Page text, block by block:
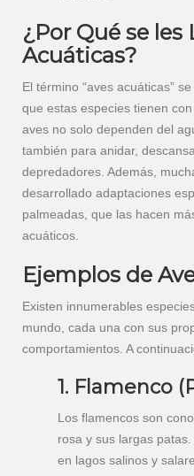
¿Por Qué se les
Acuáticas?
El término “aves acuáticas”
que estas especies tienen
aves no solo dependen del
también para anidar,
depredadores. Además,
desarrollado adaptaciones
palmeadas, que las hacen
acuáticos.
Ejemplos de
Existen innumerables
mundo, cada una con sus
comportamientos. A
1. Flamenco
Los flamencos son
rosa y sus largas
en lagos salinos y